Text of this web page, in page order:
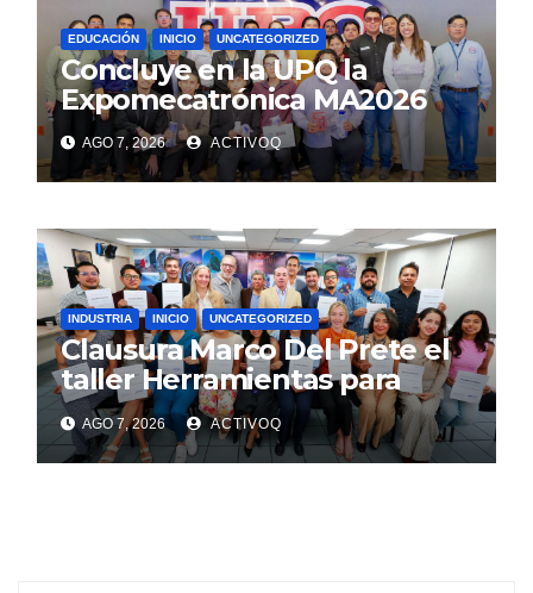
EDUCACIÓN INICIO UNCATEGORIZED
Concluye en la UPQ la
Expomecatrónica MA2026
AGO 7, 2026 ACTIVOQ
INDUSTRIA INICIO UNCATEGORIZED
Clausura Marco Del Prete el
taller Herramientas para
Exportar
AGO 7, 2026 ACTIVOQ